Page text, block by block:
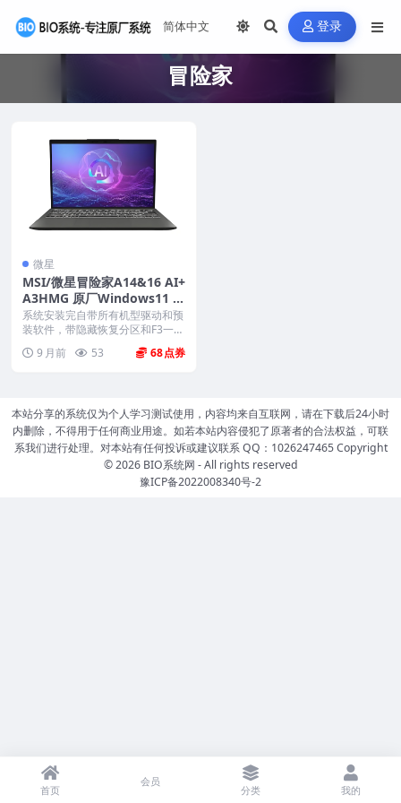
登录
冒险家
微星
MSI/微星冒险家A14&16 AI+
A3HMG 原厂Windows11 2
4H2系统 工厂文件 带F3一键
还原
系统安装完自带所有机型驱动和预
装软件，带隐藏恢复分区和F3一键
9 月前 53 68
本站分享的系统仅为个人学习测试使用，内容均来自互联网，请在下载后24小时
内删除，不得用于任何商业用途。如若本站内容侵犯了原著者的合法权益，可联
系我们进行处理。对本站有任何投诉或建议联系 QQ：1026247465 Copyright
© 2026 BIO系统网 - All rights reserved
豫ICP备2022008340号-2
首页
会员
分类 我的